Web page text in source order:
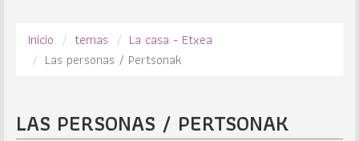
Inicio temas
La casa - Etxea
Las personas / Pertsonak
LAS PERSONAS / PERTSONAK